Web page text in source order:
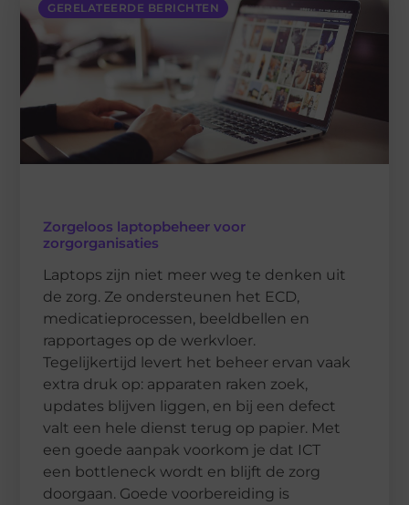
GERELATEERDE BERICHTEN
Zorgeloos laptopbeheer voor
zorgorganisaties
Laptops zijn niet meer weg te denken uit
de zorg. Ze ondersteunen het ECD,
medicatieprocessen, beeldbellen en
rapportages op de werkvloer.
Tegelijkertijd levert het beheer ervan vaak
extra druk op: apparaten raken zoek,
updates blijven liggen, en bij een defect
valt een hele dienst terug op papier. Met
een goede aanpak voorkom je dat ICT
een bottleneck wordt en blijft de zorg
doorgaan. Goede voorbereiding is